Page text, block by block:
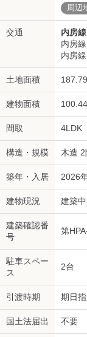
周辺
交通
内房
内房
内房
土地面積
建物面積
間取 4LDK
構造・規模 木造 2
築年・入居 2026
建物現況 建築中
建築確認番
号
第
駐車スペー
ス
2台
引渡時期 期日
国土法届出 不要